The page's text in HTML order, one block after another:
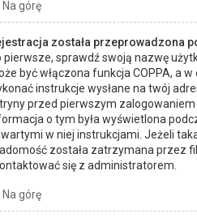
Na górę
została przeprowadzona
pierwsze, sprawdź swoją nazwę
być włączona funkcja COPPA, a
instrukcje wysłane na twój
przed pierwszym
o tym była wyświetlona
w niej instrukcjami. Jeżeli
została zatrzymana przez
się z administratorem.
Na górę